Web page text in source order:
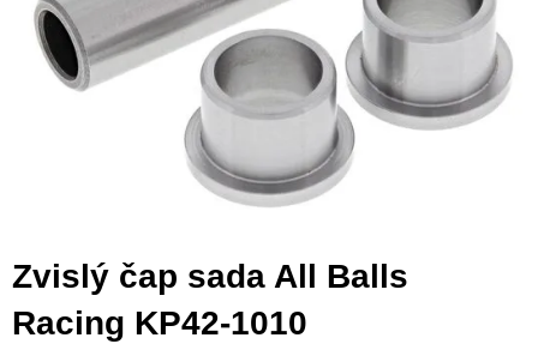
Zvislý čap sada All Balls
Racing KP42-1010